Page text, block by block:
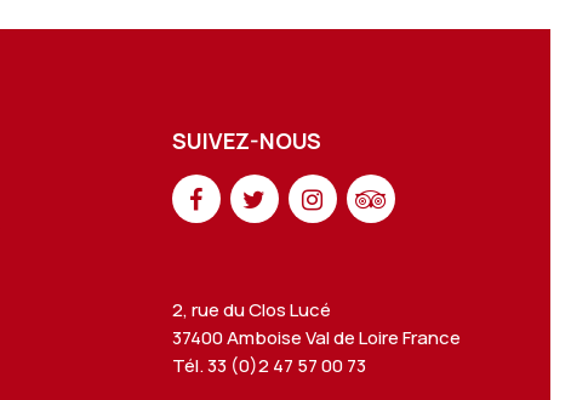
SUIVEZ-NOUS
2, rue du Clos Lucé
37400 Amboise Val de Loire France
Tél. 33 (0)2 47 57 00 73